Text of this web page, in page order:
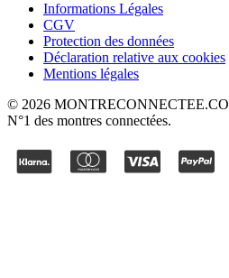
Informations Légales
CGV
Protection des données
Déclaration relative aux cookies
Mentions légales
© 2026 MONTRECONNECTEE.CO
N°1 des montres connectées.